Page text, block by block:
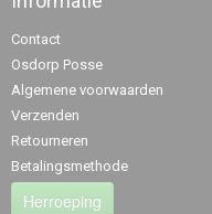
Contact
Osdorp Posse
Algemene voorwaarden
Verzenden
Retourneren
Betalingsmethode
Herroeping